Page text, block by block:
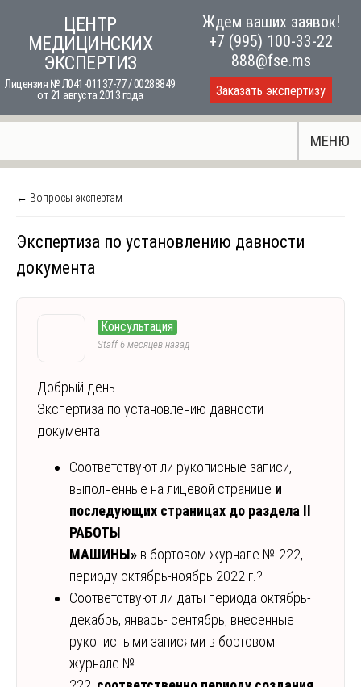
content
ЦЕНТР
МЕДИЦИНСКИХ
ЭКСПЕРТИЗ
Лицензия № Л041-01137-77 / 00288849
от 21 августа 2013 года
Ждем ваших заявок!
+7 (995) 100-33-22
888@fse.ms
Заказать экспертизу
МЕНЮ
← Вопросы экспертам
Экспертиза по установлению давности
документа
Консультация
Staff6 месяцев назад
Добрый день.
Экспертиза по установлению давности
документа
Соответствуют ли рукописные записи,
выполненные на лицевой странице и
последующих страницах до раздела II
РАБОТЫ
МАШИНЫ» в бортовом журнале № 222,
периоду октябрь-ноябрь 2022 г.?
Соответствуют ли даты периода октябрь-
декабрь, январь- сентябрь, внесенные
рукописными записями в бортовом
журнале №